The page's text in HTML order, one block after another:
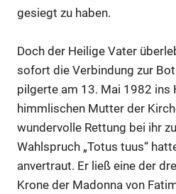
gesiegt zu haben.
Doch der Heilige Vater
sofort die Verbindung zur
pilgerte am 13. Mai 1982 ins
himmlischen Mutter der
wundervolle Rettung bei ihr
Wahlspruch „Totus tuus“
anvertraut. Er ließ eine der
Krone der Madonna von